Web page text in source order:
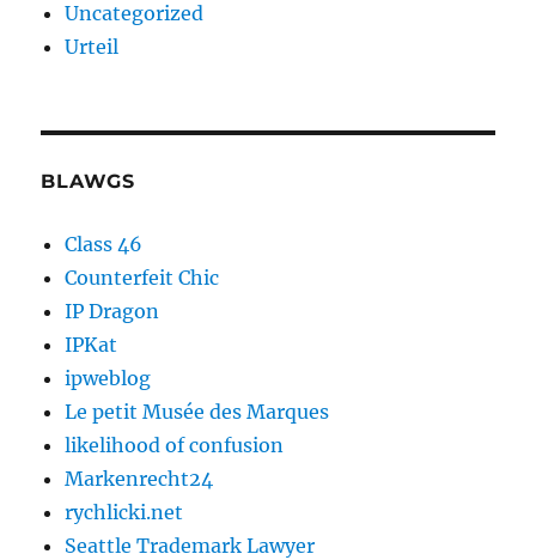
Uncategorized
Urteil
BLAWGS
Class 46
Counterfeit Chic
IP Dragon
IPKat
ipweblog
Le petit Musée des Marques
likelihood of confusion
Markenrecht24
rychlicki.net
Seattle Trademark Lawyer